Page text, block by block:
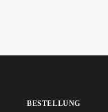
BESTELLUNG